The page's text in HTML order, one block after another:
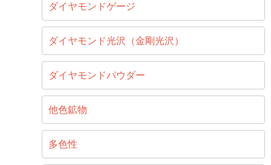
ダイヤモンドゲージ
ダイヤモンド光沢（金剛光沢）
ダイヤモンドパウダー
他色鉱物
多色性